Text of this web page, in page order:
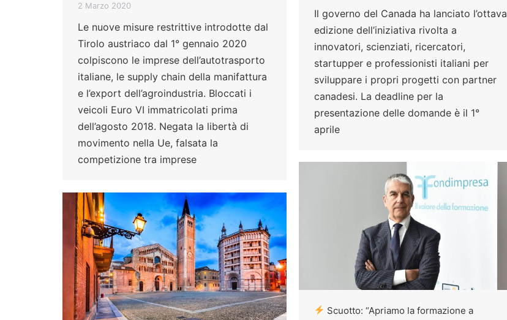
2 Marzo 2020
Le nuove misure restrittive introdotte dal
Tirolo austriaco dal 1° gennaio 2020
colpiscono le imprese dell’autotrasporto
italiane, le supply chain della manifattura
e l’export dell’agroindustria. Bloccati i
veicoli Euro VI immatricolati prima
dell’agosto 2018. Negata la libertà di
movimento nella Ue, falsata la
competizione tra imprese
Il governo del Canada ha lanciato l’ottava
edizione dell’iniziativa rivolta a
innovatori, scienziati, ricercatori,
startupper e professionisti italiani per
sviluppare i propri progetti con partner
canadesi. La deadline per la
presentazione delle domande è il 1°
aprile
Scuotto: “Apriamo la formazione a